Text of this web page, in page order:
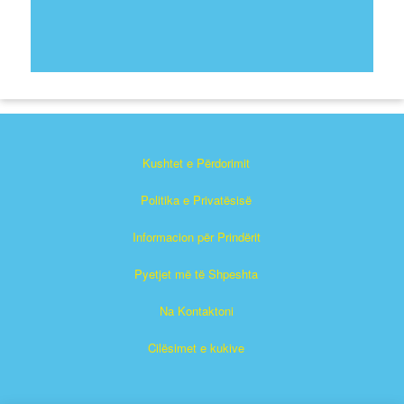
Kushtet e Përdorimit
Politika e Privatësisë
Informacion për Prindërit
Pyetjet më të Shpeshta
Na Kontaktoni
Cilësimet e kukive